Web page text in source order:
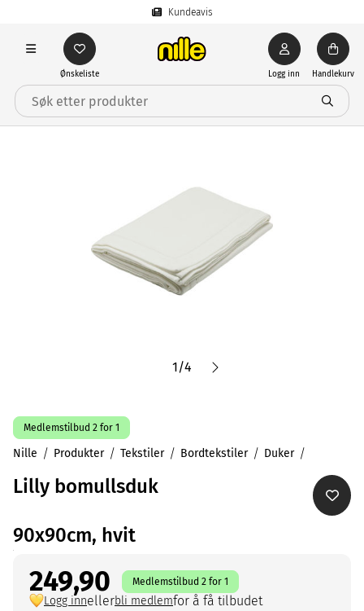
Kundeavis
Ønskeliste Logg inn Handlekurv
1/4
Medlemstilbud 2 for 1
Nille Produkter Tekstiler Bordtekstiler Duker
Lilly bomullsduk
90x90cm, hvit
249,90 Medlemstilbud 2 for 1
Logg innellerbli medlemfor å få tilbudet